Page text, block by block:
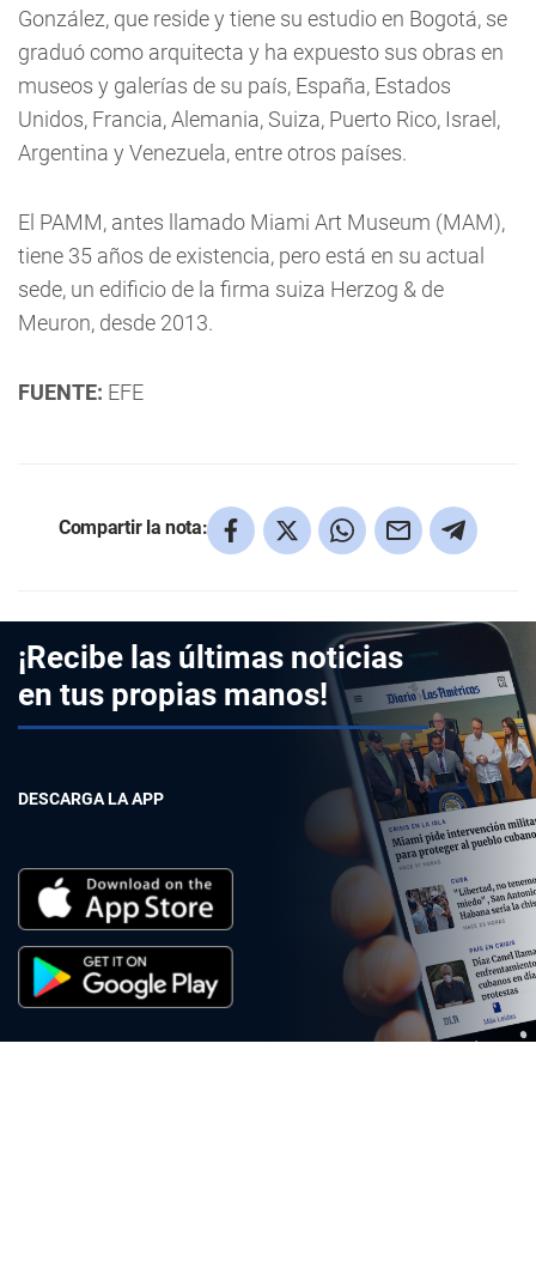
González, que reside y tiene su estudio en Bogotá, se
graduó como arquitecta y ha expuesto sus obras en
museos y galerías de su país, España, Estados
Unidos, Francia, Alemania, Suiza, Puerto Rico, Israel,
Argentina y Venezuela, entre otros países.
El PAMM, antes llamado Miami Art Museum (MAM),
tiene 35 años de existencia, pero está en su actual
sede, un edificio de la firma suiza Herzog & de
Meuron, desde 2013.
FUENTE: EFE
Compartir la nota:
¡Recibe las últimas noticias
en tus propias manos!
DESCARGA LA APP